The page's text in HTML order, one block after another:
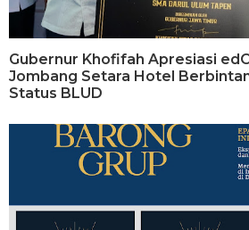
Gubernur Khofifah Apresiasi
Jombang Setara Hotel
Status BLUD